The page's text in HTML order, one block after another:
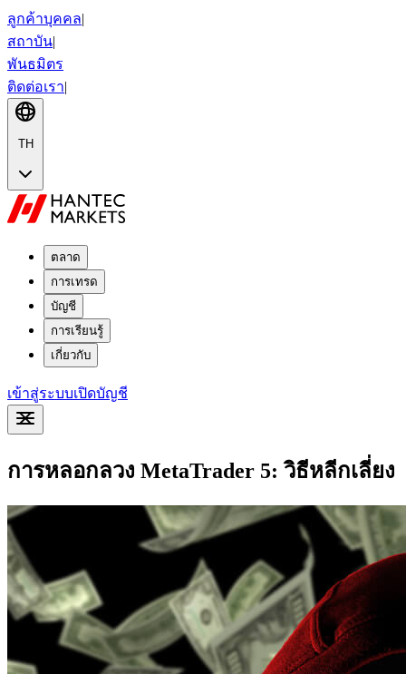
ลูกค้าบุคคล|
สถาบัน|
พันธมิตร
ติดต่อเรา|
TH
ตลาด
การเทรด
บัญชี
การเรียนรู้
เกี่ยวกับ
เข้าสู่ระบบเปิดบัญชี
การหลอกลวง MetaTrader 5: วิธีหลีกเลี่ยง